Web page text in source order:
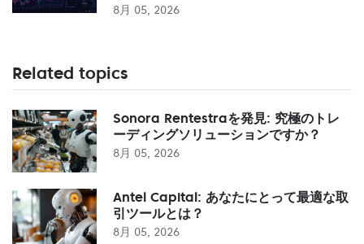
8月 05, 2026
Related topics
Sonora Rentestraを発見: 究極のトレ
ーディングソリューションですか？
8月 05, 2026
Antel Capital: あなたにとって最適な取
引ツールとは？
8月 05, 2026